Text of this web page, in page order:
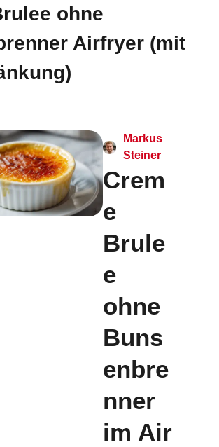
ohne
Airfryer (mit
Markus
Steiner
Crem
e
Brule
e
ohne
Buns
enbre
nner
im Air